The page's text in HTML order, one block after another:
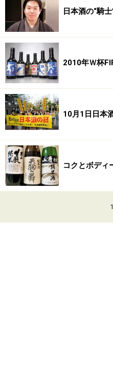
日本酒の“騎
2010年Ｗ杯
10月1日日本
コクとボデ
1